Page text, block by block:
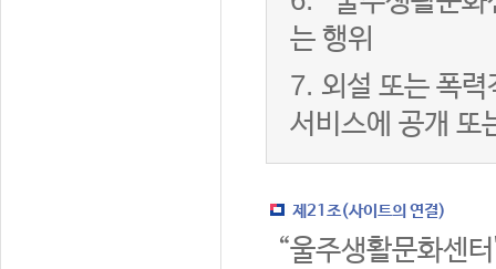
는 행위
7. 외설 또는 폭
서비스에 공개 또
제21조(사이트의 연결)
“울주생활문화센